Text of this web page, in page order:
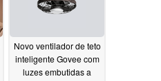
Novo ventilador de teto
inteligente Govee com
luzes embutidas a